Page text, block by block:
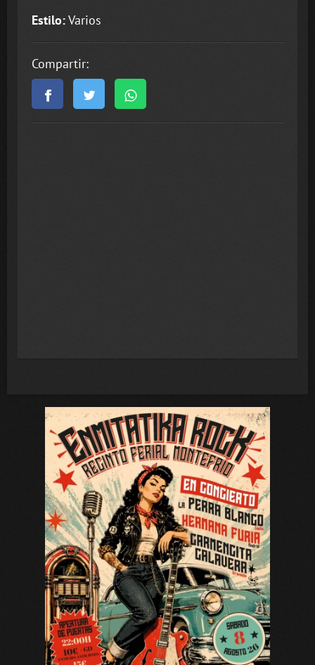
Estilo:Varios
Compartir: